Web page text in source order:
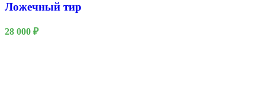
Ложечный тир
28 000 ₽